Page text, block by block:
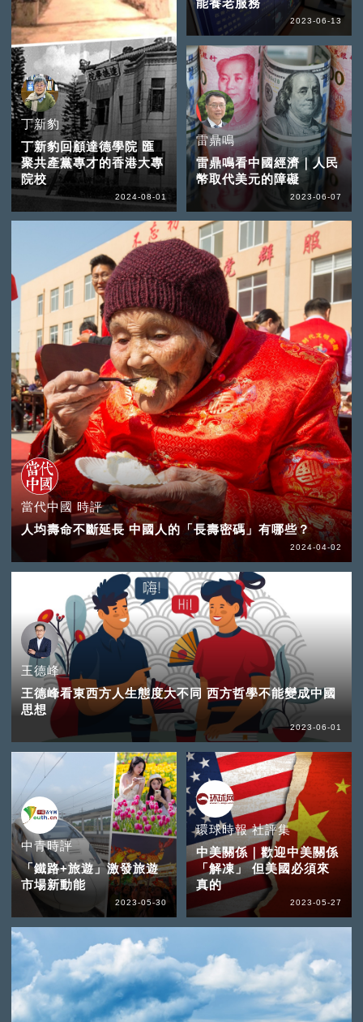
丁新豹
丁新豹回顧達德學院 匯
聚共產黨專才的香港大專
院校
2024-08-01
當代中國 時評
人均壽命不斷延長 中國人的「長壽密碼」有哪些？
2024-04-02
能養老服務
2023-06-13
雷鼎鳴
雷鼎鳴看中國經濟｜人民
幣取代美元的障礙
2023-06-07
王德峰
王德峰看東西方人生態度大不同 西方哲學不能變成中國
思想
2023-06-01
中青時評
「鐵路+旅遊」激發旅遊
市場新動能
2023-05-30
環球時報 社評集
中美關係｜歡迎中美關係
「解凍」 但美國必須來
真的
2023-05-27